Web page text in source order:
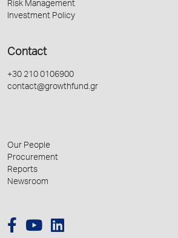
Risk Management
Investment Policy
Contact
+30 210 0106900
contact@growthfund.gr
Our People
Procurement
Reports
Newsroom